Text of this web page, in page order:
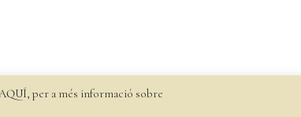
de cookies|Enviaments i devolucions
, per a més informació sobre